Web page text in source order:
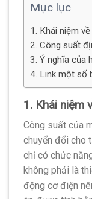
Mục lục
1. Khái niệm
2. Công suất
3. Ý nghĩa của
4. Link một số
1. Khái niệm
Công suất của
chuyển đổi cho
chỉ có chức
không phải là
động cơ điện